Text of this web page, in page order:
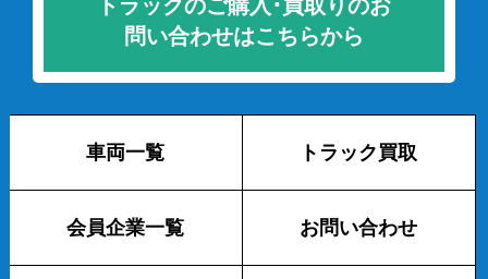
問い合わせはこちらから
車両一覧 トラック買取
会員企業一覧 お問い合わせ